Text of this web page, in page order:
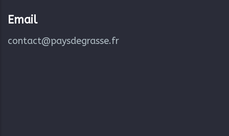
Email
contact@paysdegrasse.fr